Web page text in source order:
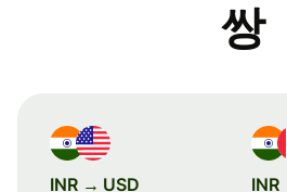
쌍
INR → USD